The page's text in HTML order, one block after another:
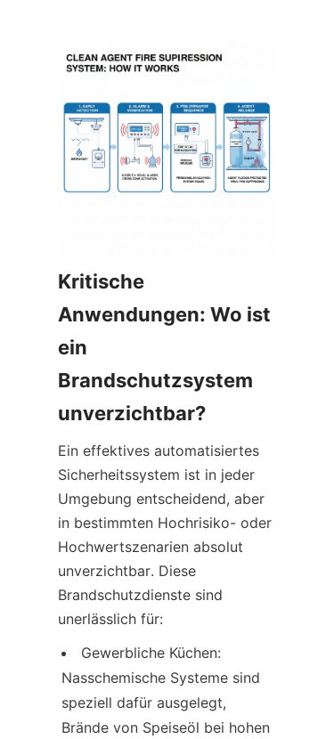
Kritische
Anwendungen: Wo ist
ein
Brandschutzsystem
unverzichtbar?
Ein effektives automatisiertes
Sicherheitssystem ist in jeder
Umgebung entscheidend, aber
in bestimmten Hochrisiko- oder
Hochwertszenarien absolut
unverzichtbar. Diese
Brandschutzdienste sind
unerlässlich für:
Gewerbliche Küchen:
Nasschemische Systeme sind
speziell dafür ausgelegt,
Brände von Speiseöl bei hohen